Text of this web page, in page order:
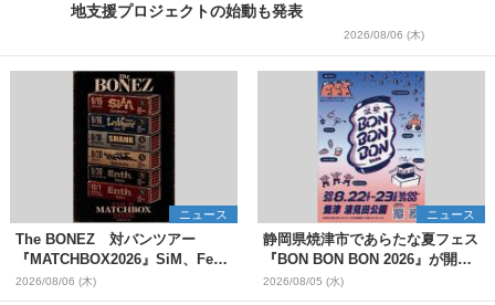
地支援プロジェクトの始動も発表
2026/08/06 (木)
ニュース
The BONEZ 対バンツアー
『MATCHBOX2026』SiM、Fear,
and Loathing in Las Vegasら対
バンアーティストを一斉解禁
2026/08/06 (木)
ニュース
静岡県焼津市であらたな夏フェス
『BON BON BON 2026』が開
催 音楽ライブ×盆踊り×DJ×屋台
グルメ×ランタンナイトで彩る2日
2026/08/05 (水)